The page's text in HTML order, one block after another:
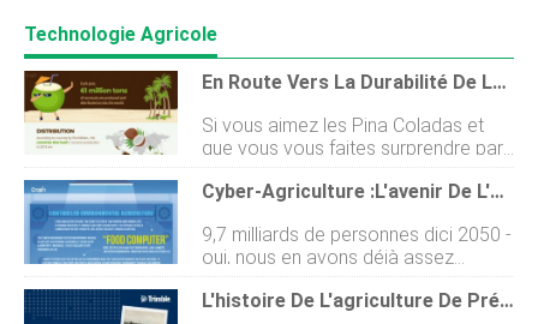
Technologie Agricole
En Route Vers La Durabilité De La Noix De Coco - Comment L'agriculture Intelligente Apporte Le Changement
Si vous aimez les Pina Coladas et
que vous vous faites surprendre par
la pluie Si vous naimez pas le yoga,
si vous avez un demi-cerveau Nous
célèbre chanson de Pina Colada
« Escape », nest-ce pas ? La pensée
dune pina colada fait vibrer nos
papilles gustatives et cède à lenvie
Cyber-Agriculture :l'avenir De L'agriculture Durable
9,7 milliards de personnes dici 2050 -
oui, nous en avons déjà assez
entendu parler. Cependant, cela
continue dêtre le moteur
L'histoire De L'agriculture De Précision | Quand L'agriculture De Précision A-T-Elle Commencé ?